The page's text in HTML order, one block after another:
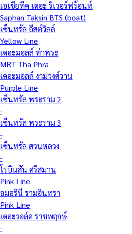
เอเชียทีค เดอะ ริเวอร์ฟร้อนท์
Saphan Taksin BTS (boat)
เซ็นทรัล อีสต์วิลล์
Yellow Line
เดอะมอลล์ ท่าพระ
MRT Tha Phra
เดอะมอลล์ งามวงศ์วาน
Purple Line
เซ็นทรัล พระราม 2
-
เซ็นทรัล พระราม 3
-
เซ็นทรัล สวนหลวง
-
โรบินสัน ศรีสมาน
Pink Line
อมอรินี รามอินทรา
Pink Line
เดอะวอล์ค ราชพฤกษ์
-